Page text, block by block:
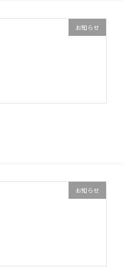
お知らせ
お知らせ